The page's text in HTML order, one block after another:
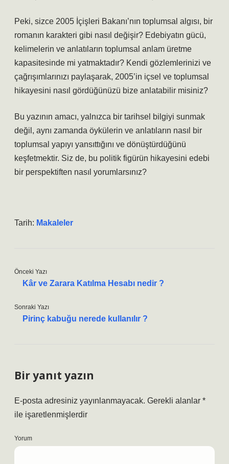
Peki, sizce 2005 İçişleri Bakanı’nın toplumsal algısı, bir
romanın karakteri gibi nasıl değişir? Edebiyatın gücü,
kelimelerin ve anlatıların toplumsal anlam üretme
kapasitesinde mi yatmaktadır? Kendi gözlemlerinizi ve
çağrışımlarınızı paylaşarak, 2005’in içsel ve toplumsal
hikayesini nasıl gördüğünüzü bize anlatabilir misiniz?
Bu yazının amacı, yalnızca bir tarihsel bilgiyi sunmak
değil, aynı zamanda öykülerin ve anlatıların nasıl bir
toplumsal yapıyı yansıttığını ve dönüştürdüğünü
keşfetmektir. Siz de, bu politik figürün hikayesini edebi
bir perspektiften nasıl yorumlarsınız?
Tarih: Makaleler
Önceki Yazı
Kâr ve Zarara Katılma Hesabı nedir ?
Sonraki Yazı
Pirinç kabuğu nerede kullanılır ?
Bir yanıt yazın
E-posta adresiniz yayınlanmayacak. Gerekli alanlar *
ile işaretlenmişlerdir
Yorum